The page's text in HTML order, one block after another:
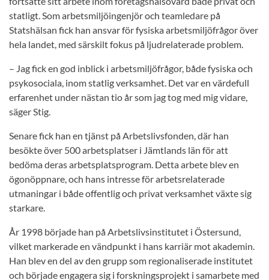
statligt. Som arbetsmiljöingenjör och teamledare på
Statshälsan fick han ansvar för fysiska arbetsmiljöfrågor över
hela landet, med särskilt fokus på ljudrelaterade problem.
– Jag fick en god inblick i arbetsmiljöfrågor, både fysiska och
psykosociala, inom statlig verksamhet. Det var en värdefull
erfarenhet under nästan tio år som jag tog med mig vidare,
säger Stig.
Senare fick han en tjänst på Arbetslivsfonden, där han
besökte över 500 arbetsplatser i Jämtlands län för att
bedöma deras arbetsplatsprogram. Detta arbete blev en
ögonöppnare, och hans intresse för arbetsrelaterade
utmaningar i både offentlig och privat verksamhet växte sig
starkare.
År 1998 började han på Arbetslivsinstitutet i Östersund,
vilket markerade en vändpunkt i hans karriär mot akademin.
Han blev en del av den grupp som regionaliserade institutet
och började engagera sig i forskningsprojekt i samarbete med